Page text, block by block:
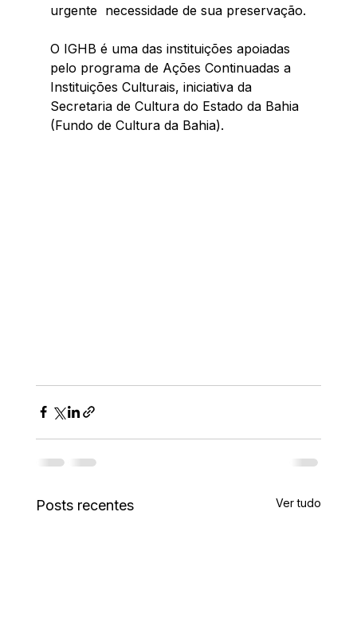
urgente  necessidade de sua preservação.
O IGHB é uma das instituições apoiadas
pelo programa de Ações Continuadas a
Instituições Culturais, iniciativa da
Secretaria de Cultura do Estado da Bahia
(Fundo de Cultura da Bahia).
Posts recentes Ver tudo